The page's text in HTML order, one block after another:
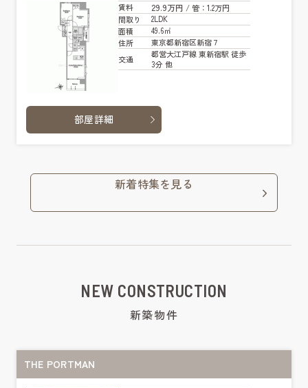
賃料 29.9万円 / 管：1.2万円
間取り
2LDK
面積
49.6㎡
住所
東京都新宿区新宿７
交通
都営大江戸線 東新宿駅 徒歩
3分 他
部屋詳細
新着特集を見る
NEW CONSTRUCTION
新築物件
THE PORTMAN